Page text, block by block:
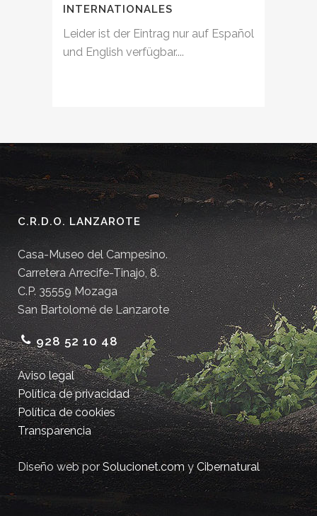
INTERNATIONALES
Leider ist der Eintrag nur auf Español
und English verfügbar....
C.R.D.O. LANZAROTE
Casa-Museo del Campesino.
Carretera Arrecife-Tinajo, 8.
C.P. 35559 Mozaga
San Bartolomé de Lanzarote
928 52 10 48
Aviso legal
Política de privacidad
Política de cookies
Transparencia
Diseño web porSolucionet.comyCibernatural